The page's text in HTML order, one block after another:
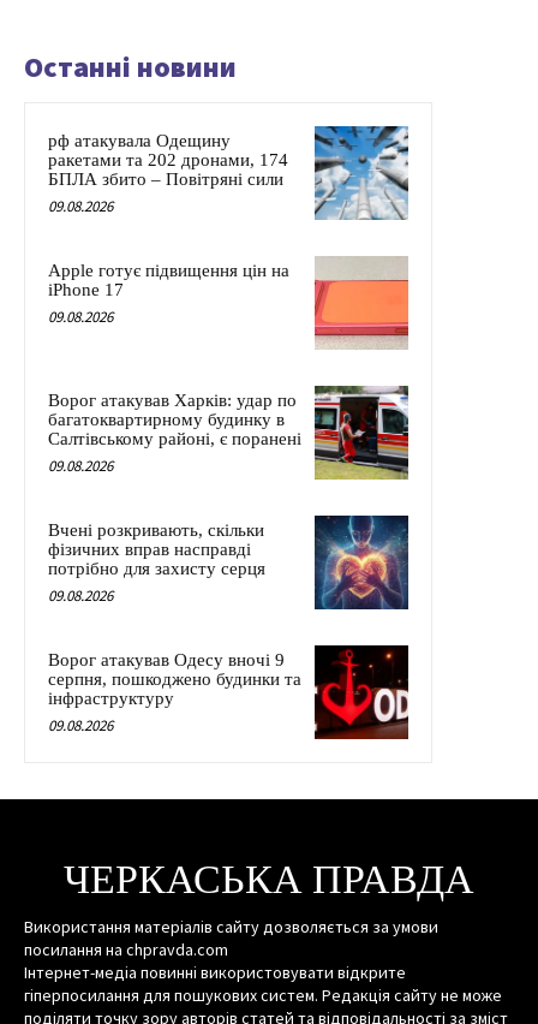
Останні новини
рф атакувала Одещину
ракетами та 202 дронами, 174
БПЛА збито – Повітряні сили
09.08.2026
Apple готує підвищення цін на
iPhone 17
09.08.2026
Ворог атакував Харків: удар по
багатоквартирному будинку в
Салтівському районі, є поранені
09.08.2026
Вчені розкривають, скільки
фізичних вправ насправді
потрібно для захисту серця
09.08.2026
Ворог атакував Одесу вночі 9
серпня, пошкоджено будинки та
інфраструктуру
09.08.2026
ЧЕРКАСЬКА ПРАВДА
Використання матеріалів сайту дозволяється за умови
посилання на chpravda.com
Інтернет-медіа повинні використовувати відкрите
гіперпосилання для пошукових систем. Редакція сайту не може
поділяти точку зору авторів статей та відповідальності за зміст